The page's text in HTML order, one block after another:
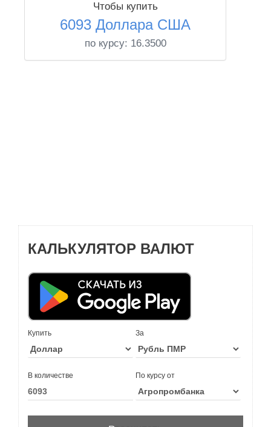
Чтобы купить
6093 Доллара США
по курсу: 16.3500
КАЛЬКУЛЯТОР ВАЛЮТ
Купить За
В количестве По курсу от